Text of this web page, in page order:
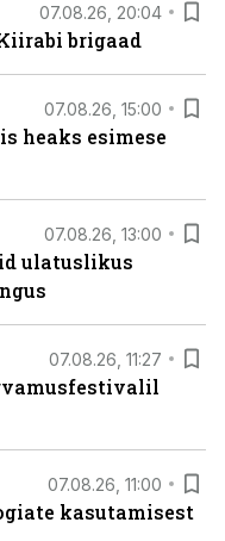
07.08.26, 20:04
brigaad
07.08.26, 15:00
heaks esimese
07.08.26, 13:00
ulatuslikus
07.08.26, 11:27
07.08.26, 11:00
kasutamisest